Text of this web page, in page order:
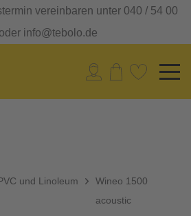
vereinbaren unter 040 / 54 00
info@tebolo.de
und Linoleum
Wineo 1500
acoustic